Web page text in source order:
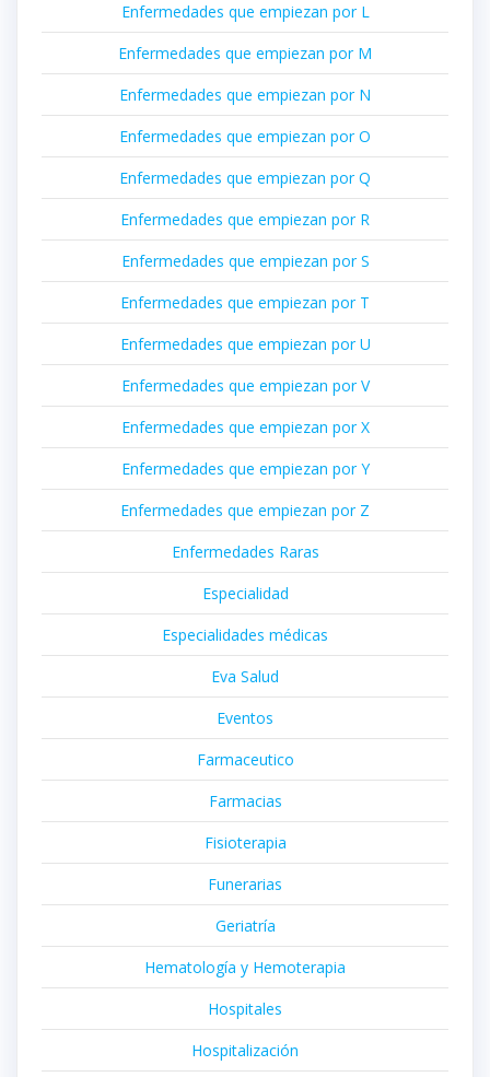
Enfermedades que empiezan por L
Enfermedades que empiezan por M
Enfermedades que empiezan por N
Enfermedades que empiezan por O
Enfermedades que empiezan por Q
Enfermedades que empiezan por R
Enfermedades que empiezan por S
Enfermedades que empiezan por T
Enfermedades que empiezan por U
Enfermedades que empiezan por V
Enfermedades que empiezan por X
Enfermedades que empiezan por Y
Enfermedades que empiezan por Z
Enfermedades Raras
Especialidad
Especialidades médicas
Eva Salud
Eventos
Farmaceutico
Farmacias
Fisioterapia
Funerarias
Geriatría
Hematología y Hemoterapia
Hospitales
Hospitalización